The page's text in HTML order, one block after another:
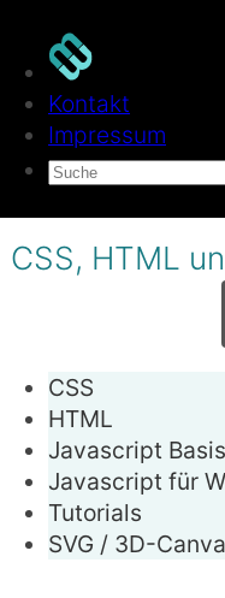
Kontakt
Impressum
CSS, HTML
CSS
HTML
Javascript Basis
Javascript für
Tutorials
SVG / 3D-